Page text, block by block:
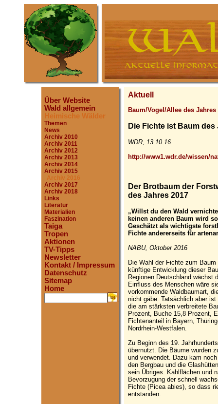
Über Website
Wald allgemein
Heimische Wälder
Themen
News
Archiv 2010
Archiv 2011
Archiv 2012
Archiv 2013
Archiv 2014
Archiv 2015
Archiv 2016
Archiv 2017
Archiv 2018
Links
Literatur
Materialien
Faszination
Taiga
Tropen
Aktionen
TV-Tipps
Newsletter
Kontakt / Impressum
Datenschutz
Sitemap
Home
.
Aktuell
Baum/Vogel/Allee des Jahres
Die Fichte ist Baum des
WDR, 13.10.16
http://www1.wdr.de/wissen/
Der Brotbaum der
des Jahres 2017
„Willst du den Wald
keinen anderen Baum wird
Geschätzt als wichtigste
Fichte andererseits für
NABU, Oktober 2016
Die Wahl der Fichte zum
künftige Entwicklung dieser
Regionen Deutschland wächst
Einfluss des Menschen wäre
vorkommende Waldbaumart,
nicht gäbe. Tatsächlich aber
die am stärksten verbreitete
Prozent, Buche 15,8 Prozent,
Fichtenanteil in Bayern,
Nordrhein-Westfalen.
Zu Beginn des 19.
übernutzt. Die Bäume wurden
und verwendet. Dazu kam
den Bergbau und die
sein Übriges. Kahlflächen und
Bevorzugung der schnell
Fichte (Picea abies), so dass
entstanden.